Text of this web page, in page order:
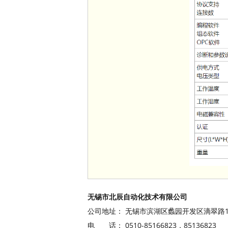
无锡市北辰自动化技术有限公司
公司地址： 无锡市滨湖区蠡园开发区滴翠
电 话： 0510-85166823，